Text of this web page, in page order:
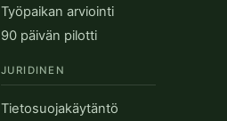
Työpaikan arviointi
90 päivän pilotti
JURIDINEN
Tietosuojakäytäntö